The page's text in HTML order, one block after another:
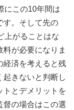
にこの10年間は
す。そして先の
上がることはな
が必要になりま
経済を考えると残
起きないと判断し
トとデメリットを
督の場合はこの選